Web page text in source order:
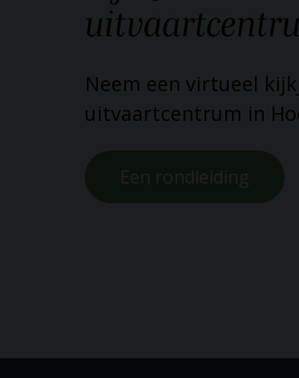
Neem een virtueel kijkje in ons
uitvaartcentrum in